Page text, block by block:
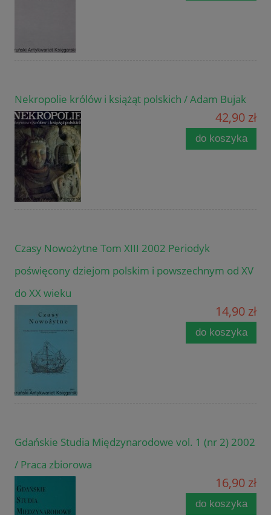
Nekropolie królów i książąt polskich / Adam Bujak
42,90 zł
do koszyka
Czasy Nowożytne Tom XIII 2002 Periodyk
poświęcony dziejom polskim i powszechnym od XV
do XX wieku
14,90 zł
do koszyka
Gdańskie Studia Międzynarodowe vol. 1 (nr 2) 2002
/ Praca zbiorowa
16,90 zł
do koszyka